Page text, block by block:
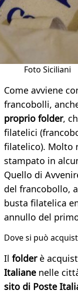
Foto Siciliani
Come avviene
francobolli,
proprio folder,
filatelici
filatelico). Molto
stampato in
Quello di
del francobollo,
busta filatelica
annullo del
Dove si può
Il folderè
Italiane nelle
sito di Poste